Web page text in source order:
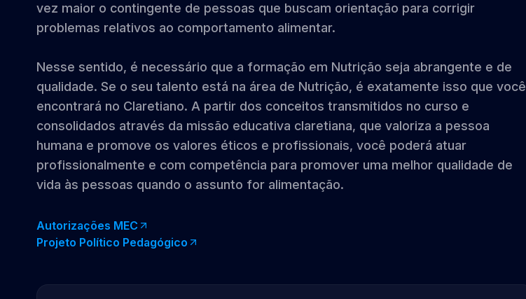
vez maior o contingente de pessoas que buscam orientação para corrigir
problemas relativos ao comportamento alimentar.
Nesse sentido, é necessário que a formação em Nutrição seja abrangente e de
qualidade. Se o seu talento está na área de Nutrição, é exatamente isso que você
encontrará no Claretiano. A partir dos conceitos transmitidos no curso e
consolidados através da missão educativa claretiana, que valoriza a pessoa
humana e promove os valores éticos e profissionais, você poderá atuar
profissionalmente e com competência para promover uma melhor qualidade de
vida às pessoas quando o assunto for alimentação.
Autorizações MEC
Projeto Político Pedagógico